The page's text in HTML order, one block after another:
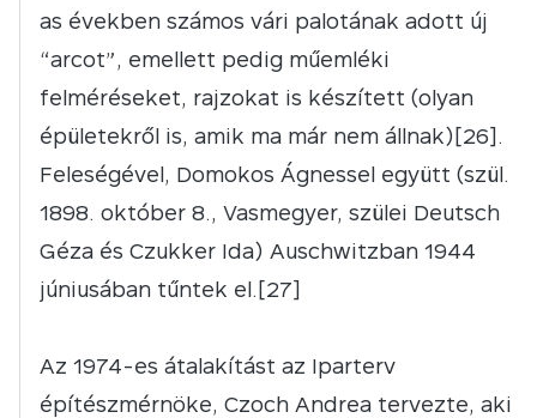
as években számos vári palotának adott új
“arcot”, emellett pedig műemléki
felméréseket, rajzokat is készített (olyan
épületekről is, amik ma már nem állnak)[26].
Feleségével, Domokos Ágnessel együtt (szül.
1898. október 8., Vasmegyer, szülei Deutsch
Géza és Czukker Ida) Auschwitzban 1944
júniusában tűntek el.[27]
Az 1974-es átalakítást az Iparterv
építészmérnöke, Czoch Andrea tervezte, aki